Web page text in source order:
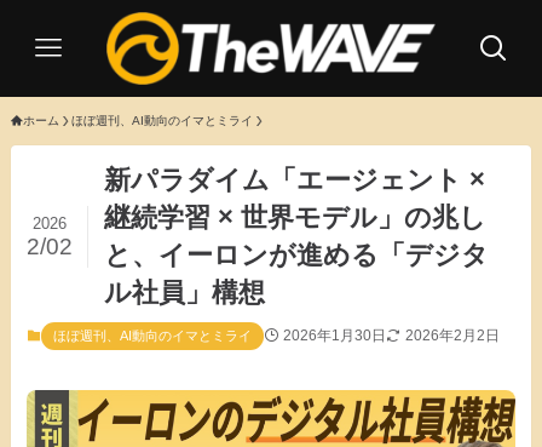
ホーム ほぼ週刊、AI動向のイマとミライ
新パラダイム「エージェント ×
継続学習 × 世界モデル」の兆し
と、イーロンが進める「デジタ
ル社員」構想
2026
2/02
ほぼ週刊、AI動向のイマとミライ 2026年1月30日 2026年2月2日